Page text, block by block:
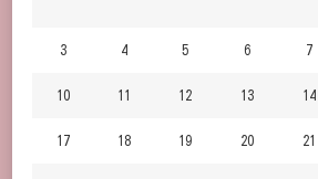
3 4 5 6 7
10 11 12 13 14
17 18 19 20 21